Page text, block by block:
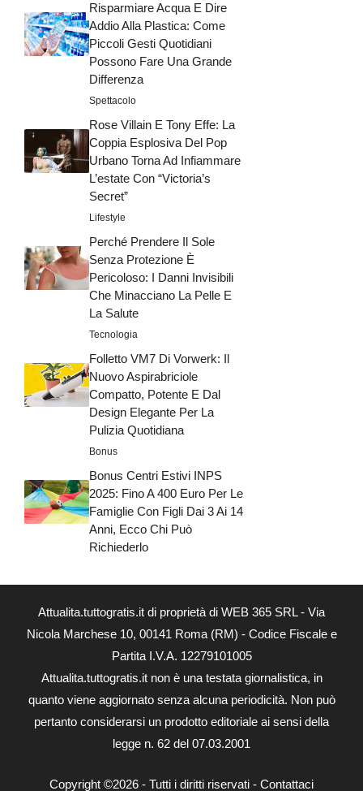
Risparmiare Acqua E Dire
Addio Alla Plastica: Come
Piccoli Gesti Quotidiani
Possono Fare Una Grande
Differenza
Spettacolo
Rose Villain E Tony Effe: La
Coppia Esplosiva Del Pop
Urbano Torna Ad Infiammare
L’estate Con “Victoria’s
Secret”
Lifestyle
Perché Prendere Il Sole
Senza Protezione È
Pericoloso: I Danni Invisibili
Che Minacciano La Pelle E
La Salute
Tecnologia
Folletto VM7 Di Vorwerk: Il
Nuovo Aspirabriciole
Compatto, Potente E Dal
Design Elegante Per La
Pulizia Quotidiana
Bonus
Bonus Centri Estivi INPS
2025: Fino A 400 Euro Per Le
Famiglie Con Figli Dai 3 Ai 14
Anni, Ecco Chi Può
Richiederlo
Attualita.tuttogratis.it di proprietà di WEB 365 SRL - Via
Nicola Marchese 10, 00141 Roma (RM) - Codice Fiscale e
Partita I.V.A. 12279101005
Attualita.tuttogratis.it non è una testata giornalistica, in
quanto viene aggiornato senza alcuna periodicità. Non può
pertanto considerarsi un prodotto editoriale ai sensi della
legge n. 62 del 07.03.2001
Copyright ©2026 - Tutti i diritti riservati - Contattaci